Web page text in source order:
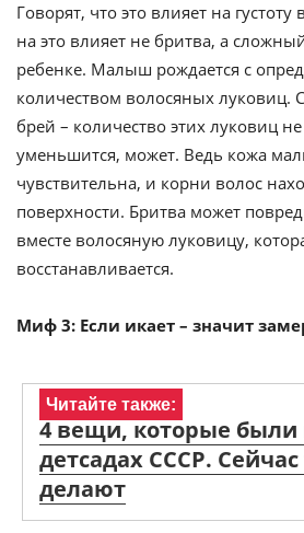
Говорят, что это влияет на
на это влияет не бритва, а
ребенке. Малыш рождается с
количеством волосяных луковиц.
брей – количество этих луковиц
уменьшится, может. Ведь кожа
чувствительна, и корни волос
поверхности. Бритва может
вместе волосяную луковицу,
восстанавливается.
Миф 3: Если икает – значит
Читайте также:
4 вещи, которые были
детсадах СССР. Сейчас
делают